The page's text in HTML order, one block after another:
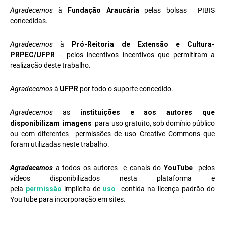
Agradecemos à Fundação Araucária pelas bolsas PIBIS
concedidas.
Agradecemos à
Pró-Reitoria de Extensão e Cultura-
PRPEC/UFPR – pelos incentivos incentivos que permitiram a
realização deste trabalho.
Agradecemosà UFPR por todo o suporte concedido.
Agradecemos as instituições e aos autores que
disponibilizam imagens para uso gratuito, sob domínio público
ou com diferentes permissões de uso Creative Commons que
foram utilizadas neste trabalho.
Agradecemos a todos os autores e canais do YouTube
pelos
vídeos disponibilizados nesta plataforma e
pela permissão implícita de uso contida na licença padrão do
YouTube para incorporação em sites.